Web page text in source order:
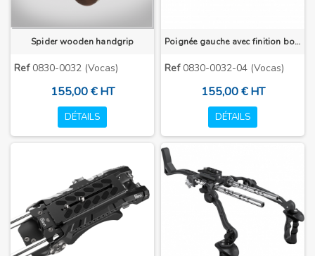
Spider wooden handgrip
Ref0830-0032 (Vocas)
155,00 € HT
DÉTAILS
Poignée gauche avec finition bois
Ref0830-0032-04 (Vocas)
155,00 € HT
DÉTAILS